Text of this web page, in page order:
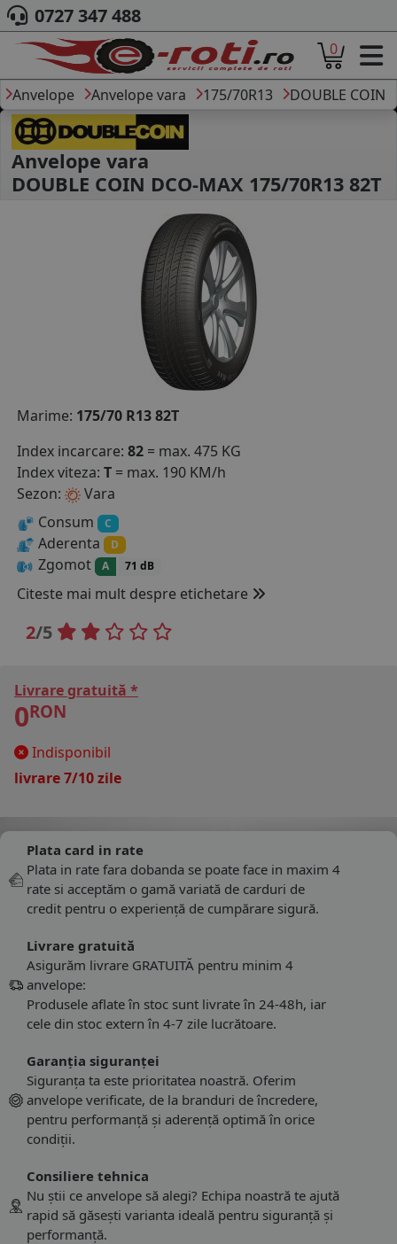
ACASA
DESPRE NOI
ANVELOPE
AUTO
CAMION
MOTO
CAUTARE DUPA
DIMENSIUNI
PRODUCATORI ANVELOPE
MARCA AUTO
BLOG
B2B - COLABORARE COMPANII
COS (0 PRODUSE
0727 347 488
0
Anvelope Anvelope vara 175/70R13 DOUBLE COIN
Anvelope vara
DOUBLE COIN DCO-MAX 175/70R13 82T
Marime: 175/70 R13 82T
Index incarcare: 82 = max. 475 KG
Index viteza: T = max. 190 KM/h
Sezon:
Vara
Consum
C
Aderenta D
Zgomot A 71 dB
Citeste mai mult despre etichetare
2/5
Livrare gratuită *
0RON
Indisponibil
livrare 7/10 zile
Plata card in rate
Plata in rate fara dobanda se poate face in maxim 4
rate si acceptăm o gamă variată de carduri de
credit pentru o experiență de cumpărare sigură.
Livrare gratuită
Asigurăm livrare GRATUITĂ pentru minim 4
anvelope:
Produsele aflate în stoc sunt livrate în 24-48h, iar
cele din stoc extern în 4-7 zile lucrătoare.
Garanția siguranței
Siguranța ta este prioritatea noastră. Oferim
anvelope verificate, de la branduri de încredere,
pentru performanță și aderență optimă în orice
condiții.
Consiliere tehnica
Nu știi ce anvelope să alegi? Echipa noastră te ajută
rapid să găsești varianta ideală pentru siguranță și
performanță.